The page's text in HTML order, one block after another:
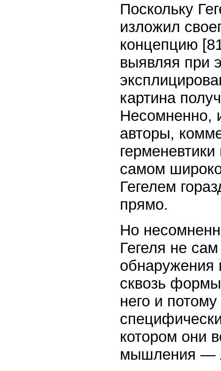
Поскольку
изложил
концепцию
выявляя при
картина
Несомненно,
авторы,
самом
Гегелем
прямо.
Но
Гегеля не
обнаружения
сквозь
него и
котором они
мышления —